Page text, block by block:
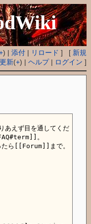
) |添付 | リロード ] [ 新規
新(+) |ヘルプ| ログイン ]